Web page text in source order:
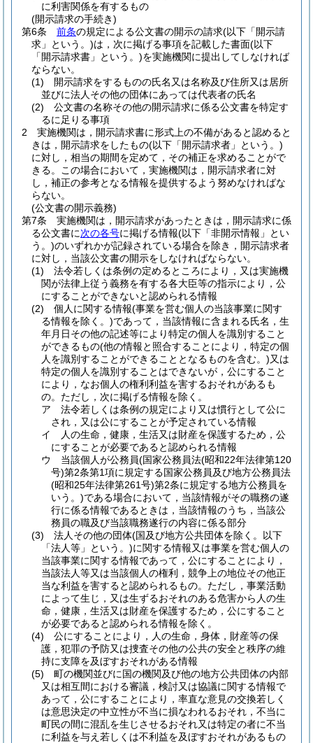
に利害関係を有するもの
(開示請求の手続き)
第6条
前条の規定による公文書の開示の請求(以下「開示請
求」という。)は，次に掲げる事項を記載した書面(以下
「開示請求書」という。)を実施機関に提出してしなければ
ならない。
(1)
開示請求をするものの氏名又は名称及び住所又は居所
並びに法人その他の団体にあっては代表者の氏名
(2)
公文書の名称その他の開示請求に係る公文書を特定す
るに足りる事項
2
実施機関は，開示請求書に形式上の不備があると認めると
きは，開示請求をしたもの(以下「開示請求者」という。)
に対し，相当の期間を定めて，その補正を求めることがで
きる。
この場合において，実施機関は，開示請求者に対
し，補正の参考となる情報を提供するよう努めなければな
らない。
(公文書の開示義務)
第7条
実施機関は，開示請求があったときは，開示請求に係
る公文書に次の各号に掲げる情報(以下「非開示情報」とい
う。)のいずれかが記録されている場合を除き，開示請求者
に対し，当該公文書の開示をしなければならない。
(1)
法令若しくは条例の定めるところにより，又は実施機
関が法律上従う義務を有する各大臣等の指示により，公
にすることができないと認められる情報
(2)
個人に関する情報(事業を営む個人の当該事業に関す
る情報を除く。)であって，当該情報に含まれる氏名，生
年月日その他の記述等により特定の個人を識別すること
ができるもの(他の情報と照合することにより，特定の個
人を識別することができることとなるものを含む。)又は
特定の個人を識別することはできないが，公にすること
により，なお個人の権利利益を害するおそれがあるも
の。 ただし，次に掲げる情報を除く。
ア
法令若しくは条例の規定により又は慣行として公に
され，又は公にすることが予定されている情報
イ
人の生命，健康，生活又は財産を保護するため，公
にすることが必要であると認められる情報
ウ
当該個人が公務員(国家公務員法(昭和22年法律第120
号)第2条第1項に規定する国家公務員及び地方公務員法
(昭和25年法律第261号)第2条に規定する地方公務員を
いう。)である場合において，当該情報がその職務の遂
行に係る情報であるときは，当該情報のうち，当該公
務員の職及び当該職務遂行の内容に係る部分
(3)
法人その他の団体(国及び地方公共団体を除く。以下
「法人等」という。)に関する情報又は事業を営む個人の
当該事業に関する情報であって，公にすることにより，
当該法人等又は当該個人の権利，競争上の地位その他正
当な利益を害すると認められるもの。 ただし，事業活動
によって生じ，又は生ずるおそれのある危害から人の生
命，健康，生活又は財産を保護するため，公にすること
が必要であると認められる情報を除く。
(4)
公にすることにより，人の生命，身体，財産等の保
護，犯罪の予防又は捜査その他の公共の安全と秩序の維
持に支障を及ぼすおそれがある情報
(5)
町の機関並びに国の機関及び他の地方公共団体の内部
又は相互間における審議，検討又は協議に関する情報で
あって，公にすることにより，率直な意見の交換若しく
は意思決定の中立性が不当に損なわれるおそれ，不当に
町民の間に混乱を生じさせるおそれ又は特定の者に不当
に利益を与え若しくは不利益を及ぼすおそれがあるもの